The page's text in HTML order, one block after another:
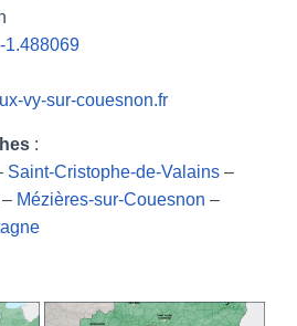
1.488069
vy-sur-couesnon.fr
:
Saint-Cristophe-de-Valains –
– Mézières-sur-Couesnon –